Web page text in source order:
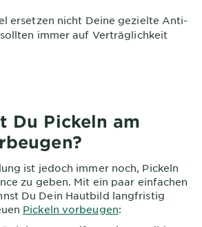
ersetzen nicht Deine gezielte Anti-
immer auf Verträglichkeit
Du Pickeln am
ist jedoch immer noch, Pickeln
zu geben. Mit ein paar einfachen
Du Dein Hautbild langfristig
Pickeln vorbeugen: